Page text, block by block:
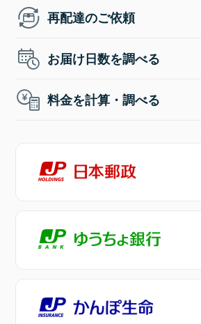
再配達のご依頼
お届け日数を調べる
料金を計算・調べる